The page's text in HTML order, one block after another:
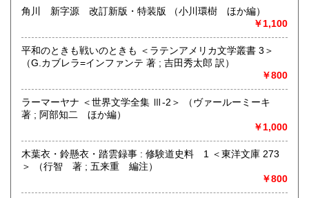
書籍の買取について
古本・古書籍の他にも古物全般(CD・DVD、レコード、書道
用品、玩具(鉄道模型・ミニカーなど)買い取りいたします。
買取ご相談フリーダイヤル
0120-797-090
https://michikusa.co.jp/tp/contact
メールでお問い合せ
角川 新字源 改訂新版・特装版 （小川環樹 ほか編）
￥1,100
平和のときも戦いのときも ＜ラテンアメリカ文学叢書 3＞
（G.カブレラ=インファンテ 著 ; 吉田秀太郎 訳）
￥800
ラーマーヤナ ＜世界文学全集 Ⅲ-2＞ （ヴァールーミーキ
著 ; 阿部知二 ほか編）
￥1,000
木葉衣・鈴懸衣・踏雲録事 : 修験道史料 1 ＜東洋文庫 273
＞ （行智 著 ; 五来重 編注）
￥800